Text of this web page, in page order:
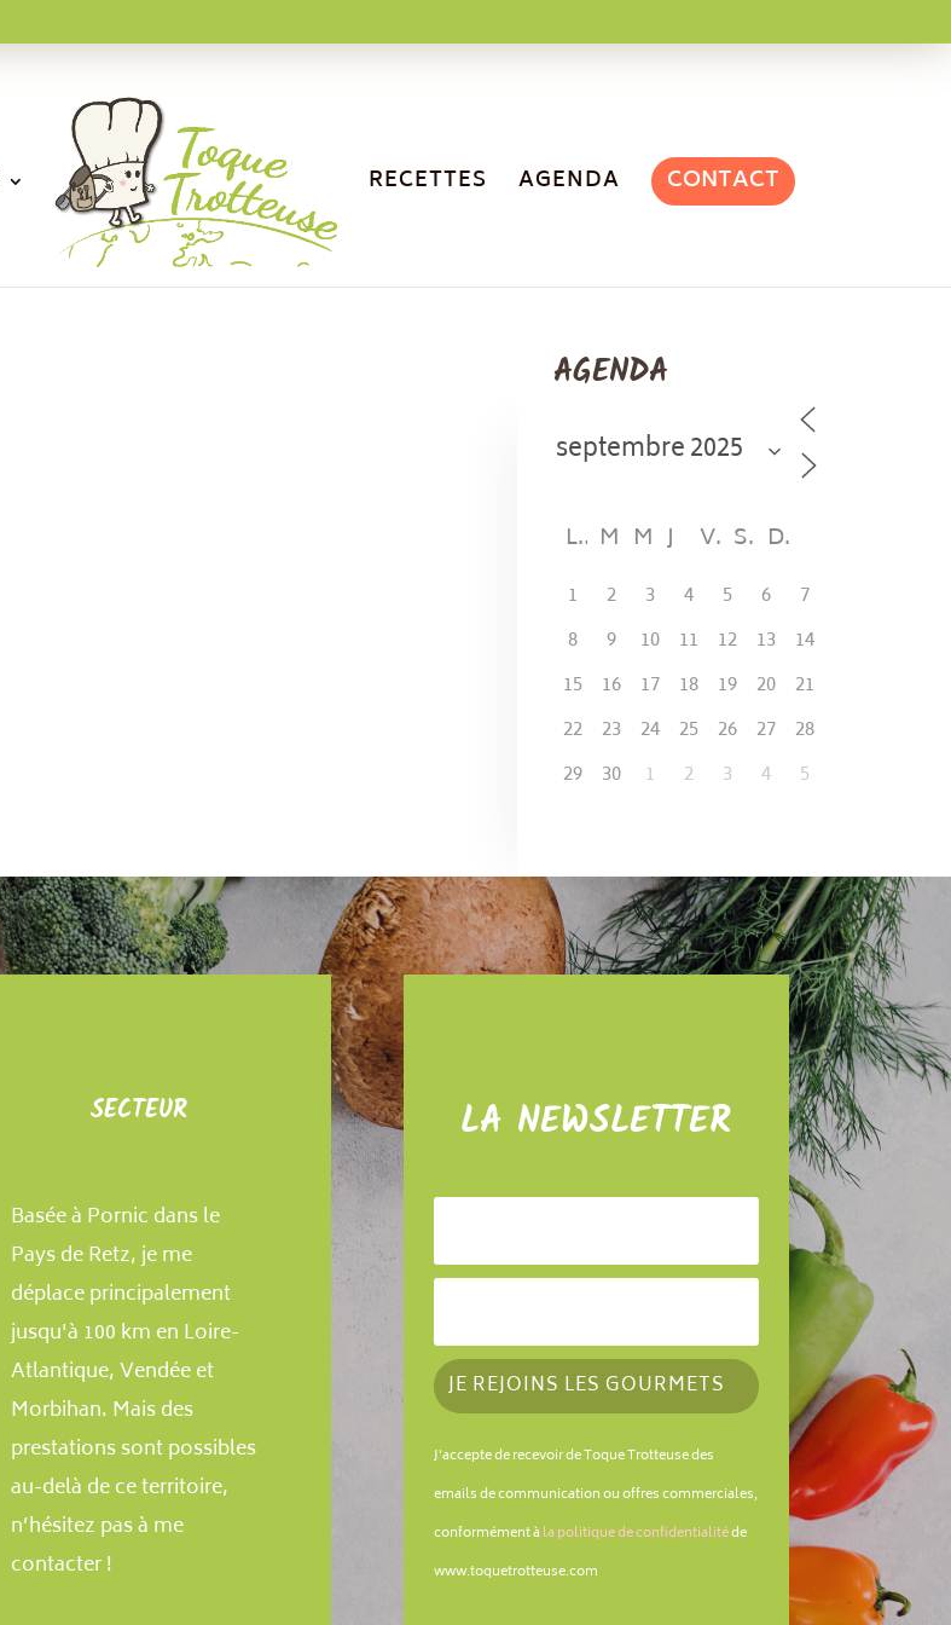
RECETTES AGENDA CONTACT
AGENDA
L M MJ V S D
1 2 3 4 5 6
7
8
9 10 11 12 13
14
15
16 17 18 19 20
21
22
23 24 25 26 27
28
29
30 1 2 3 4 5
SECTEUR
Basée à Pornic dans le
Pays de Retz, je me
déplace principalement
jusqu'à 100 km en Loire-
Atlantique, Vendée et
Morbihan. Mais des
prestations sont possibles
au-delà de ce territoire,
n’hésitez pas à me
contacter !
LA NEWSLETTER
JE REJOINS LES GOURMETS
J'accepte de recevoir de Toque Trotteuse des
emails de communication ou offres commerciales,
conformément àla politique de confidentialitéde
www.toquetrotteuse.com